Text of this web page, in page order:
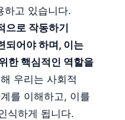
하고 있습니다.
으로 작동하기
되어야 하며, 이는
한 핵심적인 역할을
우리는 사회적
를 이해하고, 이를
식하게 됩니다.